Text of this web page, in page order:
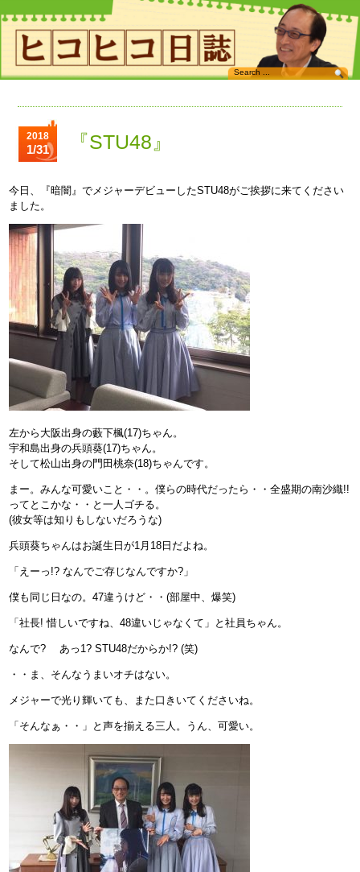
2018
1/31 『STU48』
今日、『暗闇』でメジャーデビューしたSTU48がご挨拶に来てください
ました。
左から大阪出身の藪下楓(17)ちゃん。
宇和島出身の兵頭葵(17)ちゃん。
そして松山出身の門田桃奈(18)ちゃんです。
まー。みんな可愛いこと・・。僕らの時代だったら・・全盛期の南沙織!!
ってとこかな・・と一人ゴチる。
(彼女等は知りもしないだろうな)
兵頭葵ちゃんはお誕生日が1月18日だよね。
「えーっ!? なんでご存じなんですか?」
僕も同じ日なの。47違うけど・・(部屋中、爆笑)
「社長! 惜しいですね、48違いじゃなくて」と社員ちゃん。
なんで? あっ1? STU48だからか!? (笑)
・・ま、そんなうまいオチはない。
メジャーで光り輝いても、また口きいてくださいね。
「そんなぁ・・」と声を揃える三人。うん、可愛い。